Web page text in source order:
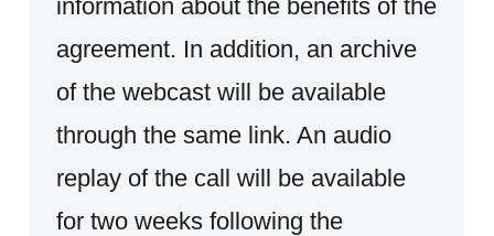
information about the benefits of the
agreement. In addition, an archive
of the webcast will be available
through the same link. An audio
replay of the call will be available
for two weeks following the